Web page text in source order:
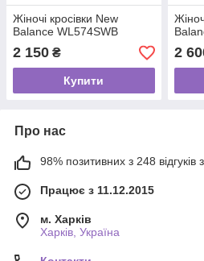
Жіночі кросівки New
Balance WL574SWB
2 150 ₴
Купити
2
Про нас
98% позитивних з 248 відгуків
Працює з 11.12.2015
м. Харків
Харків, Україна